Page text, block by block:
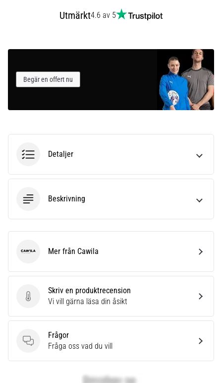
Utmärkt4.6 av 5
Begär en offert nu
Detaljer
Beskrivning
Skriv en produktrecension
Skriv en produktrecension
Vi vill gärna läsa din åsikt
Frågor
Frågor
Fråga oss vad du vill
Cawila Mer från Cawila